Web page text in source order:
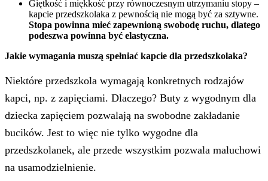
Giętkość i miękkość przy równoczesnym utrzymaniu stopy –
kapcie przedszkolaka z pewnością nie mogą być za sztywne.
Stopa powinna mieć zapewnioną swobodę ruchu, dlatego
podeszwa powinna być elastyczna.
Jakie wymagania muszą spełniać kapcie dla przedszkolaka?
Niektóre przedszkola wymagają konkretnych rodzajów
kapci, np. z zapięciami. Dlaczego? Buty z wygodnym dla
dziecka zapięciem pozwalają na swobodne zakładanie
bucików. Jest to więc nie tylko wygodne dla
przedszkolanek, ale przede wszystkim pozwala maluchowi
na usamodzielnienie.